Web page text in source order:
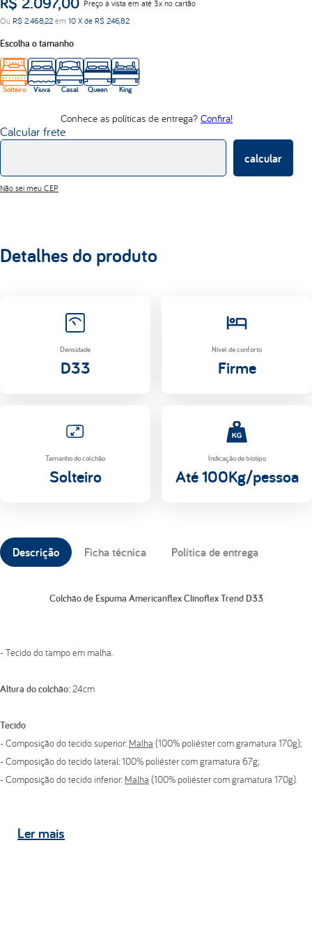
Preço à vista em até 3x no cartão
Ou R$ 2.468,22 em 10 X de R$ 246,82
Escolha o tamanho
Solteiro Viuva Casal Queen King
Conhece as políticas de entrega? Confira!
Calcular frete
calcular
Não sei meu CEP
Detalhes do produto
Densidade
D33
Nível de conforto
Firme
Tamanho do colchão
Solteiro
Indicação de biotipo
Até 100Kg/pessoa
Descrição Ficha técnica Política de entrega
Colchão de Espuma Americanflex Clinoflex Trend D33
- Tecido do tampo em malha.
Altura do colchão:24cm
Tecido
- Composição do tecido superior: Malha (100% poliéster com gramatura 170g);
- Composição do tecido lateral: 100% poliéster com gramatura 67g;
- Composição do tecido inferior: Malha (100% poliéster com gramatura 170g).
- Pillow top bordado em matelassê com espuma convencional de poliuretano
Lermais
lumi